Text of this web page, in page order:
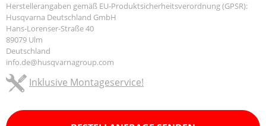
Herstellerangaben gemäß EU-Produktsicherheitsverordnung (GPSR):
Husqvarna Deutschland GmbH
Hans-Lorenser-Straße 40
89079 Ulm
Deutschland
info.de@husqvarnagroup.com
Inklusive Montageservice!